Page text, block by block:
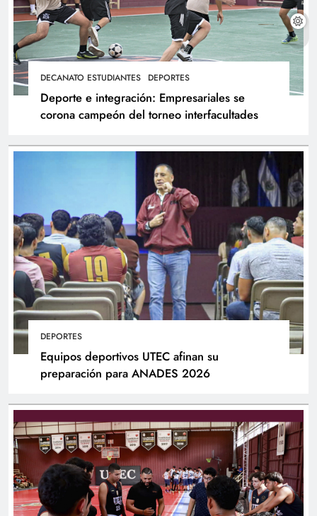
DECANATO ESTUDIANTES DEPORTES
Deporte e integración: Empresariales se
corona campeón del torneo interfacultades
DEPORTES
Equipos deportivos UTEC afinan su
preparación para ANADES 2026